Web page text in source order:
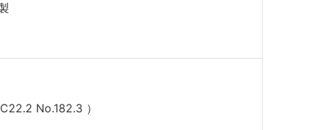
No.182.3 ）